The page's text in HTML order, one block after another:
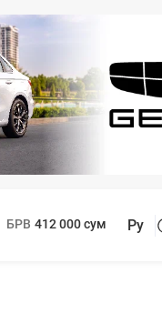
БРВ 412 000 сум Ру